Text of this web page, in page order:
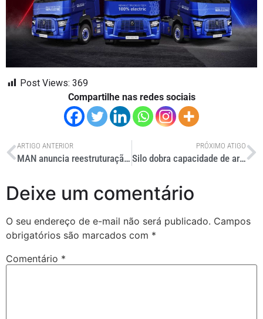
Post Views: 369
Compartilhe nas redes sociais
ARTIGO ANTERIOR
MAN anuncia reestruturação com corte de 2.300 cargos na Alemanha
PRÓXIMO ATIGO
Silo dobra capacidade de arroz no Vale do Paraíba
Deixe um comentário
O seu endereço de e-mail não será publicado. Campos
obrigatórios são marcados com *
Comentário *